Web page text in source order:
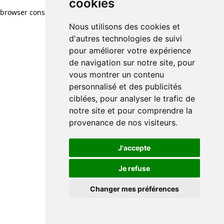
cookies
Nous utilisons des cookies et
d'autres technologies de suivi
pour améliorer votre expérience
de navigation sur notre site, pour
vous montrer un contenu
personnalisé et des publicités
ciblées, pour analyser le trafic de
notre site et pour comprendre la
provenance de nos visiteurs.
J'accepte
Je refuse
Changer mes préférences
browser console for more information)